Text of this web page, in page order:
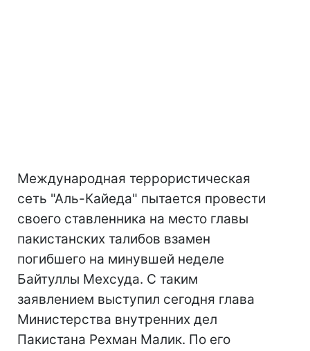
Международная террористическая
сеть "Аль-Кайеда" пытается провести
своего ставленника на место главы
пакистанских талибов взамен
погибшего на минувшей неделе
Байтуллы Мехсуда. С таким
заявлением выступил сегодня глава
Министерства внутренних дел
Пакистана Рехман Малик. По его